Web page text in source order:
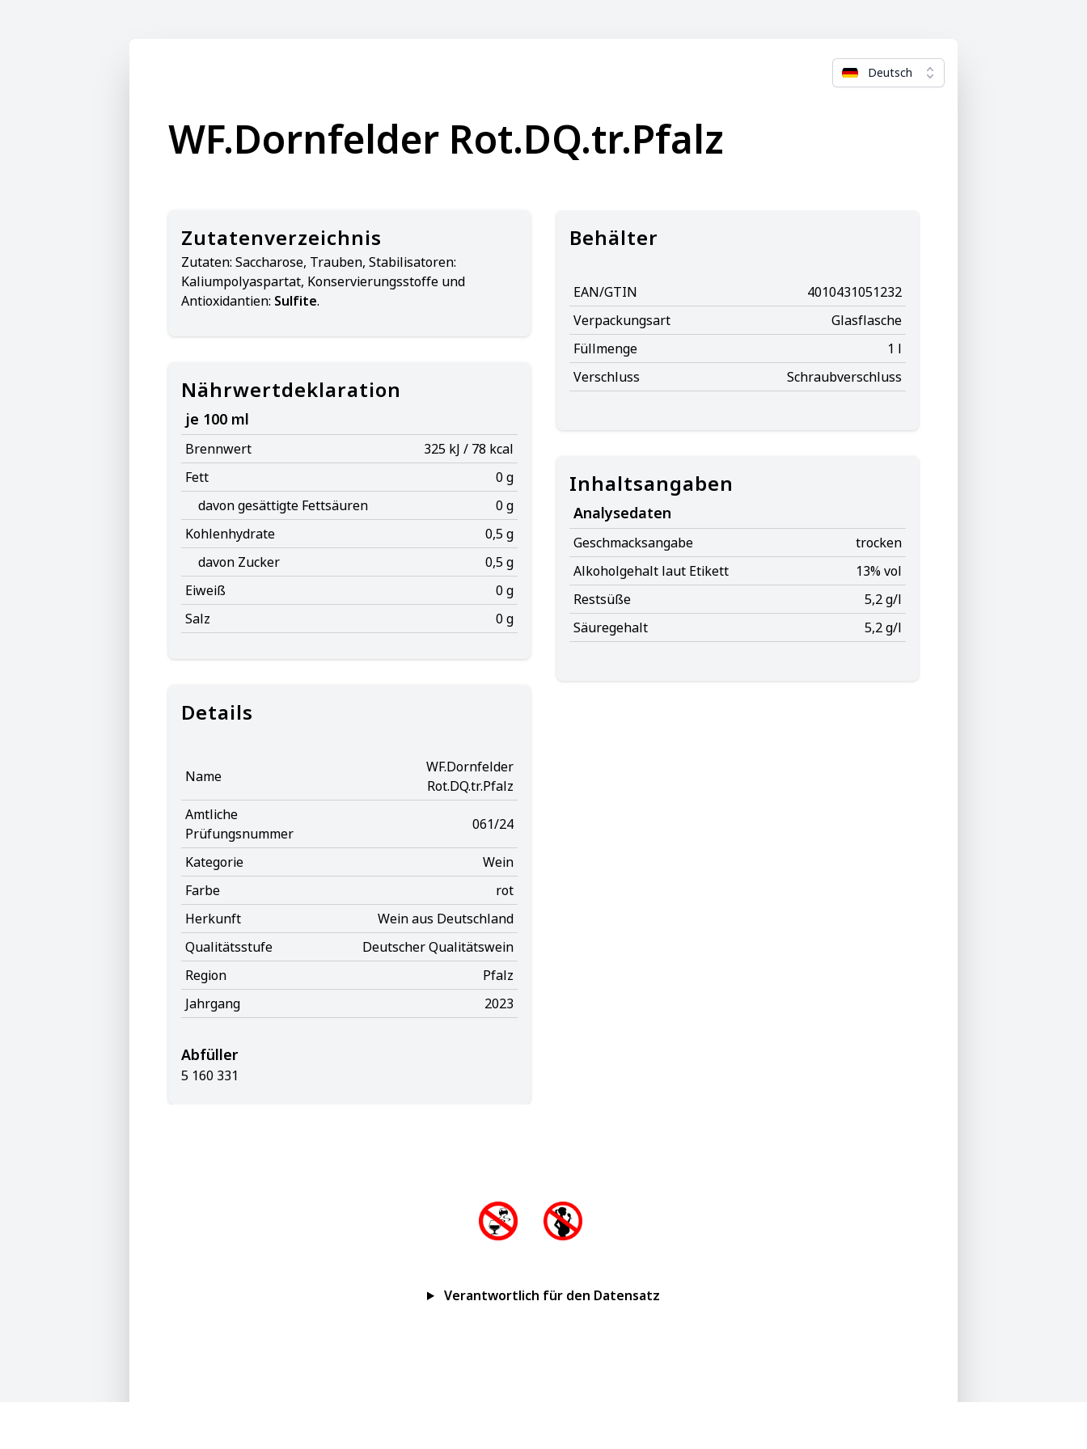
Deutsch
WF.Dornfelder Rot.DQ.tr.Pfalz
Zutatenverzeichnis
Zutaten: Saccharose, Trauben, Stabilisatoren:
Kaliumpolyaspartat, Konservierungsstoffe und
Antioxidantien: Sulfite.
Nährwertdeklaration
je 100 ml
Brennwert
325 kJ / 78 kcal
Fett
0 g
davon gesättigte Fettsäuren
0 g
Kohlenhydrate
0,5 g
davon Zucker
0,5 g
Eiweiß
0 g
Salz
0 g
Details
Name
WF.Dornfelder
Rot.DQ.tr.Pfalz
Amtliche
Prüfungsnummer
061/24
Kategorie
Wein
Farbe
rot
Herkunft
Wein aus Deutschland
Qualitätsstufe
Deutscher Qualitätswein
Region
Pfalz
Jahrgang
2023
Abfüller
5 160 331
Behälter
EAN/GTIN
4010431051232
Verpackungsart
Glasflasche
Füllmenge
1 l
Verschluss
Schraubverschluss
Inhaltsangaben
Analysedaten
Geschmacksangabe
trocken
Alkoholgehalt laut Etikett
13% vol
Restsüße
5,2 g/l
Säuregehalt
5,2 g/l
Verantwortlich für den Datensatz